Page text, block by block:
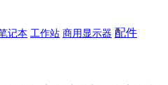
记本 工作站 商用显示器 配件